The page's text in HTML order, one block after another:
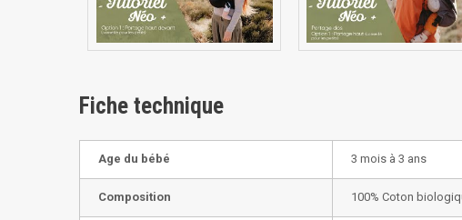
Fiche technique
Age du bébé 3 mois à 3 ans
Composition 100% Coton